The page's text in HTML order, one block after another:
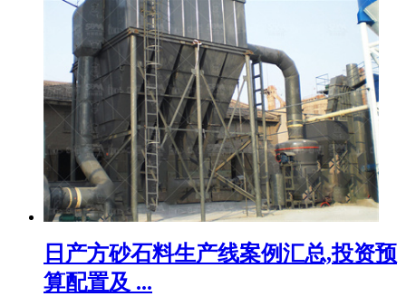
日产方砂石料生产线案例汇总,投资预
算配置及 ...